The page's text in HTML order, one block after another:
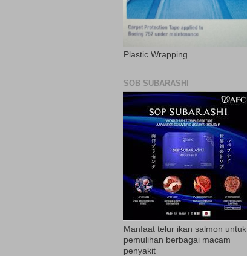
Plastic Wrapping
SOB SUBARASHI
Manfaat telur ikan salmon untuk
pemulihan berbagai macam
penyakit